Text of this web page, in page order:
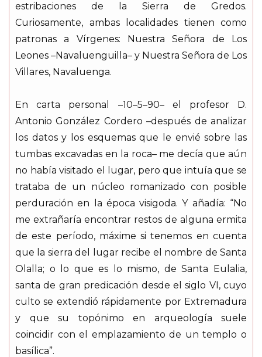
estribaciones de la Sierra de Gredos.
Curiosamente, ambas localidades tienen como
patronas a Vírgenes: Nuestra Señora de Los
Leones –Navaluenguilla– y Nuestra Señora de Los
Villares, Navaluenga.
En carta personal –10–5–90– el profesor D.
Antonio González Cordero –después de analizar
los datos y los esquemas que le envié sobre las
tumbas excavadas en la roca– me decía que aún
no había visitado el lugar, pero que intuía que se
trataba de un núcleo romanizado con posible
perduración en la época visigoda. Y añadía: “No
me extrañaría encontrar restos de alguna ermita
de este período, máxime si tenemos en cuenta
que la sierra del lugar recibe el nombre de Santa
Olalla; o lo que es lo mismo, de Santa Eulalia,
santa de gran predicación desde el siglo VI, cuyo
culto se extendió rápidamente por Extremadura
y que su topónimo en arqueología suele
coincidir con el emplazamiento de un templo o
basílica”.